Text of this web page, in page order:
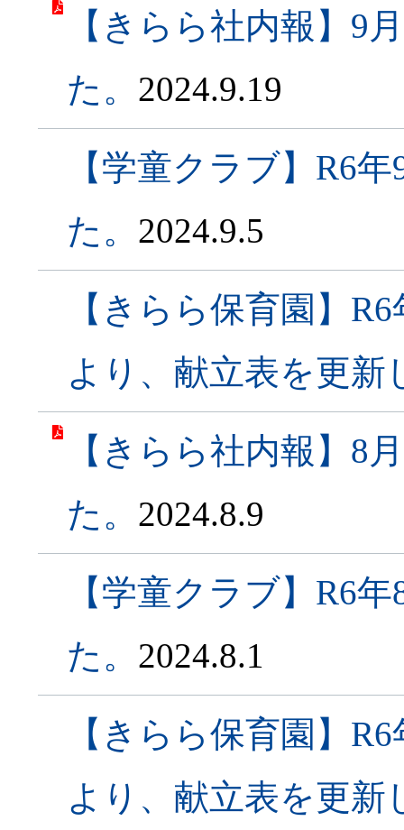
【きらら社内報】9
た。 2024.9.19
【学童クラブ】R6
た。 2024.9.5
【きらら保育園】
より、献立表を更新
【きらら社内報】8
た。 2024.8.9
【学童クラブ】R6
た。 2024.8.1
【きらら保育園】
より、献立表を更新